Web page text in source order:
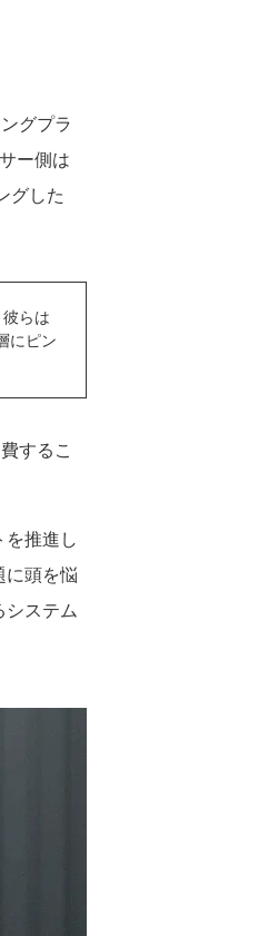
グプラ
ー側は
グした
らは
にピン
するこ
推進し
頭を悩
システム